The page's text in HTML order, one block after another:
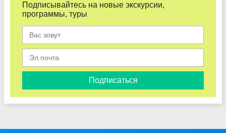
Подписывайтесь на новые экскурсии,
программы, туры
Подписаться